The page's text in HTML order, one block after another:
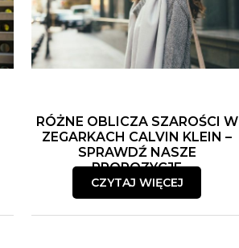
RÓŻNE OBLICZA SZAROŚCI W
ZEGARKACH CALVIN KLEIN –
SPRAWDŹ NASZE
PROPOZYCJE
CZYTAJ WIĘCEJ